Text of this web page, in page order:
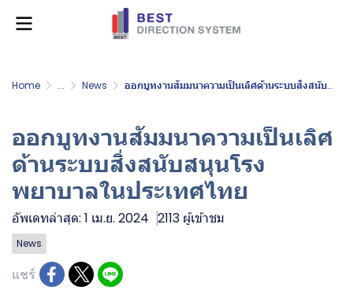
Home ... News ออกบูทงานสัมมนาความเป็นเลิศด้านระบบสิ่งสนับสนุนโรงพยาบาลในประเทศไทย
ออกบูทงานสัมมนาความเป็นเลิศ
ด้านระบบสิ่งสนับสนุนโรง
พยาบาลในประเทศไทย
อัพเดทล่าสุด: 1 เม.ย. 2024 2113 ผู้เข้าชม
News
แชร์